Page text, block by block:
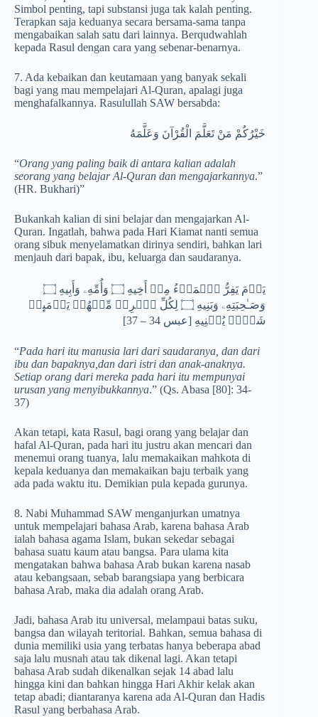
Simbol penting, tapi substansi juga tak kalah penting.
Terapkan saja keduanya secara bersama-sama tanpa
mengabaikan salah satu dari lainnya. Berqudwahlah
kepada Rasul dengan cara yang sebenar-benarnya.
7. Ada kebaikan dan keutamaan yang banyak sekali
bagi yang mau mempelajari Al-Quran, apalagi juga
menghafalkannya. Rasulullah SAW bersabda:
خَيْرُكُمْ مَنْ تَعَلَّمَ الْقُرْآنَ وَعَلَّمَهُ
“Orang yang paling baik di antara kalian adalah
seorang yang belajar Al-Quran dan mengajarkannya.”
(HR. Bukhari)”
Bukankah kalian di sini belajar dan mengajarkan Al-
Quran. Ingatlah, bahwa pada Hari Kiamat nanti semua
orang sibuk menyelamatkan dirinya sendiri, bahkan lari
menjauh dari bapak, ibu, keluarga dan saudaranya.
یَوۡمَ یَفِرُّ ٱلۡمَرۡءُ مِنۡ أَخِیهِ ۝ وَأُمِّهِۦ وَأَبِیهِ ۝
وَصَـٰحِبَتِهِۦ وَبَنِیهِ ۝ لِكُلِّ ٱمۡرِئࣲ مِّنۡهُمۡ یَوۡمَىِٕذࣲ
شَأۡنࣱ یُغۡنِیهِ [عبس 34 – 37]
“Pada hari itu manusia lari dari saudaranya, dan dari
ibu dan bapaknya,dan dari istri dan anak-anaknya.
Setiap orang dari mereka pada hari itu mempunyai
urusan yang menyibukkannya.” (Qs. Abasa [80]: 34-
37)
Akan tetapi, kata Rasul, bagi orang yang belajar dan
hafal Al-Quran, pada hari itu justru akan mencari dan
menemui orang tuanya, lalu memakaikan mahkota di
kepala keduanya dan memakaikan baju terbaik yang
ada pada waktu itu. Demikian pula kepada gurunya.
8. Nabi Muhammad SAW menganjurkan umatnya
untuk mempelajari bahasa Arab, karena bahasa Arab
ialah bahasa agama Islam, bukan sekedar sebagai
bahasa suatu kaum atau bangsa. Para ulama kita
mengatakan bahwa bahasa Arab bukan karena nasab
atau kebangsaan, sebab barangsiapa yang berbicara
bahasa Arab, maka dia adalah orang Arab.
Jadi, bahasa Arab itu universal, melampaui batas suku,
bangsa dan wilayah teritorial. Bahkan, semua bahasa di
dunia memiliki usia yang terbatas hanya beberapa abad
saja lalu musnah atau tak dikenal lagi. Akan tetapi
bahasa Arab sudah dikenalkan sejak 14 abad lalu
hingga kini dan bahkan hingga Hari Akhir kelak akan
tetap abadi; diantaranya karena ada Al-Quran dan Hadis
Rasul yang berbahasa Arab.